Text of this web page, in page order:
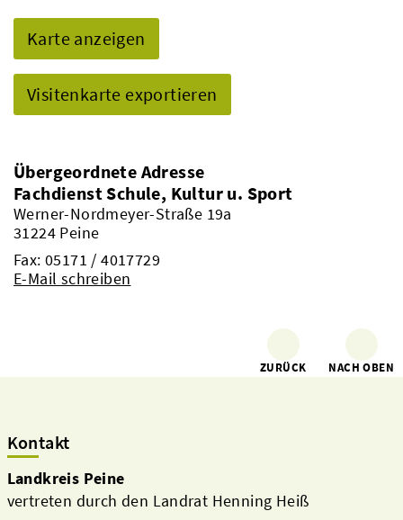
Karte anzeigen
Visitenkarte exportieren
Übergeordnete Adresse
Fachdienst Schule, Kultur u. Sport
Werner-Nordmeyer-Straße 19a
31224 Peine
Fax: 05171 / 4017729
E-Mail schreiben
ZURÜCK NACH OBEN
Kontakt
Landkreis Peine
vertreten durch den Landrat Henning Heiß